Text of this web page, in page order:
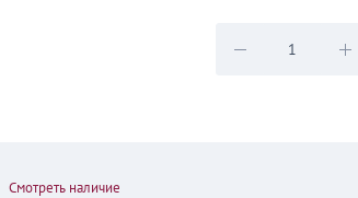
Смотреть наличие